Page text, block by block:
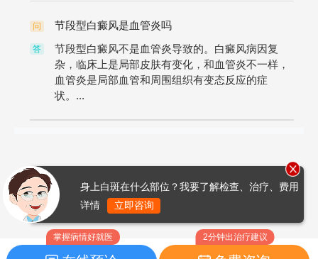
问 节段型白癜风是血管炎吗
答
节段型白癜风不是血管炎导致的。白癜风病因复
杂，临床上是局部皮肤有变化，和血管炎不一样，
血管炎是局部血管和周围组织有变态反应的症
状。...
掌握病情好就医 2分钟出治疗建议
身上白斑在什么部位？我要了解检查、治疗、费用
详情
立即咨询